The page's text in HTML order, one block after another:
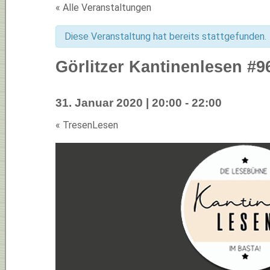
« Alle Veranstaltungen
Diese Veranstaltung hat bereits stattgefunden.
Görlitzer Kantinenlesen
31. Januar 2020 | 20:00 - 22:00
« TresenLesen